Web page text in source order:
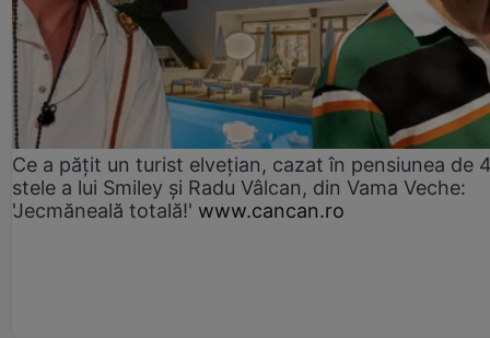
Ce a pățit un turist elvețian, cazat în pensiunea de
stele a lui Smiley și Radu Vâlcan, din Vama Veche:
'Jecmăneală totală!' www.cancan.ro